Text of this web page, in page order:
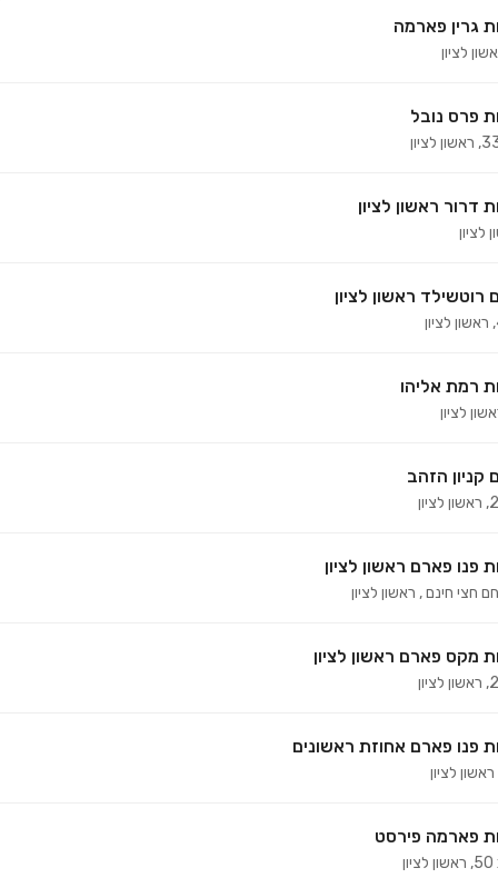
גרין פארמה
לציון
פרס נובל
, ראשון לציון
דרור ראשון לציון
לציון
רוטשילד ראשון לציון
, ראשון לציון
רמת אליהו
לציון
קניון הזהב
, ראשון לציון
פנו פארם ראשון לציון
, ראשון לציון
מקס פארם ראשון לציון
, ראשון לציון
פנו פארם אחוזת ראשונים
ראשון לציון
פארמה פירסט
, ראשון לציון